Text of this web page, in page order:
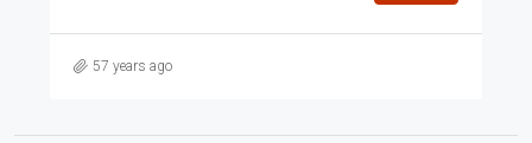
57 years ago